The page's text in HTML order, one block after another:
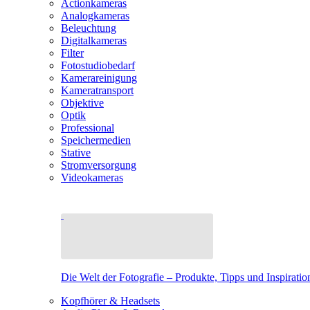
Actionkameras
Analogkameras
Beleuchtung
Digitalkameras
Filter
Fotostudiobedarf
Kamerareinigung
Kameratransport
Objektive
Optik
Professional
Speichermedien
Stative
Stromversorgung
Videokameras
Die Welt der Fotografie – Produkte, Tipps und
Kopfhörer & Headsets